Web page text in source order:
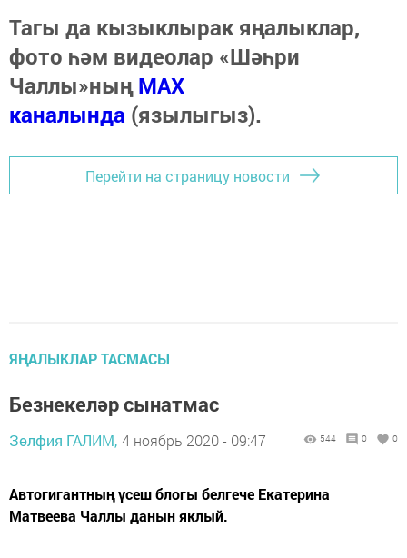
Тагы да кызыклырак яңалыклар,
фото һәм видеолар «Шәһри
Чаллы»ныңMAX
каналында (язылыгыз).
Перейти на страницу новости
ЯҢАЛЫКЛАР ТАСМАСЫ
Безнекеләр сынатмас
Зөлфия ГАЛИМ, 4 ноябрь 2020 - 09:47 544 0 0
Автогигантның үсеш блогы белгече Екатерина
Матвеева Чаллы данын яклый.